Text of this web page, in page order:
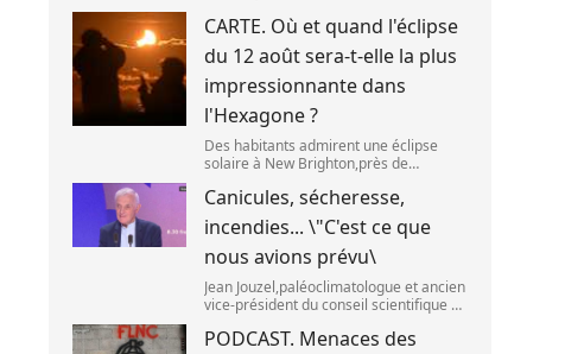
(OWN WORK / JOHN HILL)
CARTE. Où et quand l'éclipse
du 12 août sera-t-elle la plus
impressionnante dans
l'Hexagone ?
Des habitants admirent une éclipse
solaire à New Brighton,près de
septembre 2025. (SANKA
VIDANAGAMA )
Canicules, sécheresse,
incendies... \"C'est ce que
nous avions prévu\
Jean Jouzel,paléoclimatologue et ancien
vice-président du conseil scientifique du
(FRANCEINFO / RADIO FRANCE)
PODCAST. Menaces des